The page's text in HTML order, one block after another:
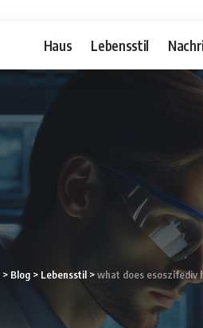
Haus Lebensstil
> Blog > Lebensstil >what does esoszifediv